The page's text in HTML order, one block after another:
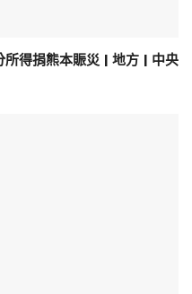
得捐熊本賑災 | 地方 | 中央